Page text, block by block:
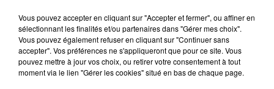
RETROUVEZ TOUTE L'ACTU DE LA RÉGION ET
RECEVEZ LES ALERTES INFOS DE LA RÉDACTION
EN TÉLÉCHARGEANT L'APPLICATION MOBILE
RCA
Vous pouvez accepter en cliquant sur "Accepter et fermer", ou affiner en
sélectionnant les finalités et/ou partenaires dans "Gérer mes choix".
Vous pouvez également refuser en cliquant sur "Continuer sans
accepter". Vos préférences ne s'appliqueront que pour ce site. Vous
pouvez mettre à jour vos choix, ou retirer votre consentement à tout
moment via le lien "Gérer les cookies" situé en bas de chaque page.